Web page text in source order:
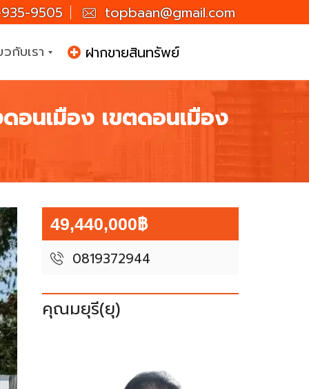
9505 topbaan@gmail.com
วกับเรา ฝากขายสินทรัพย์
อนเมือง เขตดอนเมือง
49,440,000฿
0819372944
คุณมยุรี(ยุ)